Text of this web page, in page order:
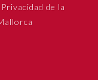
de la